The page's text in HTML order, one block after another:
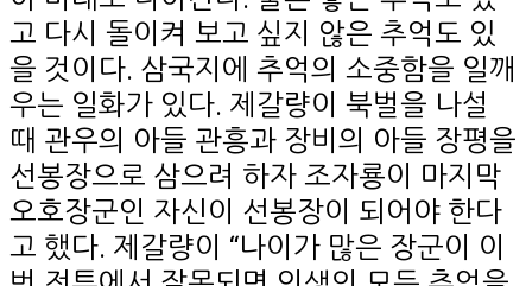
고 다시 돌이켜 보고 싶지 않은 추억도 있
을 것이다. 삼국지에 추억의 소중함을 일깨
우는 일화가 있다. 제갈량이 북벌을 나설
때 관우의 아들 관흥과 장비의 아들 장평을
선봉장으로 삼으려 하자 조자룡이 마지막
오호장군인 자신이 선봉장이 되어야 한다
고 했다. 제갈량이 “나이가 많은 장군이 이